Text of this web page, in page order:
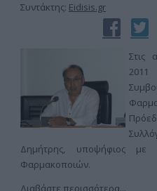
Συντάκτης: Eidisis.gr
Στις
2011
Δημήτρης, υποψήφιος με
Φαρμακοποιών.
Διαβάστε περισσότερα...